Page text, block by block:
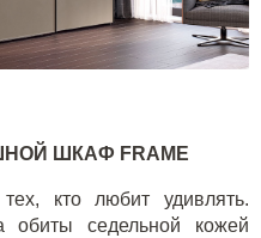
ШКАФ FRAME
кто любит удивлять.
седельной кожей